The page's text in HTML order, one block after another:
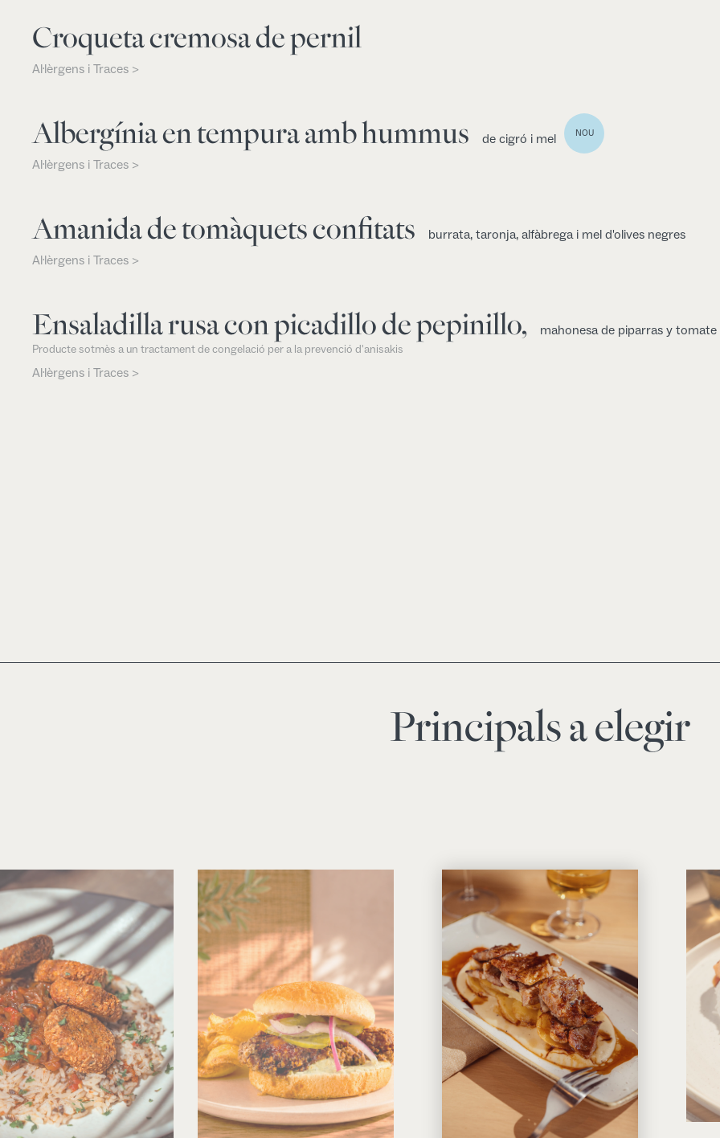
Croqueta cremosa de pernil
Al·lèrgens i Traces >
Albergínia en tempura amb hummus de cigró i mel NOU
Al·lèrgens i Traces >
Amanida de tomàquets confitats
burrata, taronja, alfàbrega i mel d'olives negres
Al·lèrgens i Traces >
Ensaladilla rusa con picadillo de pepinillo, mahonesa de piparras y tomate
Producte sotmès a un tractament de congelació per a la prevenció d'anisakis
Al·lèrgens i Traces >
Principals a elegir